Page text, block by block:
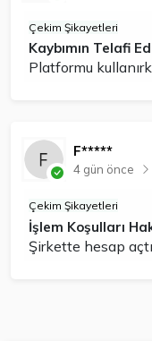
Çekim Şikayetleri
Kaybımın Telafi
Platformu
F*****
4 gün önce
Çekim Şikayetleri
İşlem Koşulları
Şirkette hesap